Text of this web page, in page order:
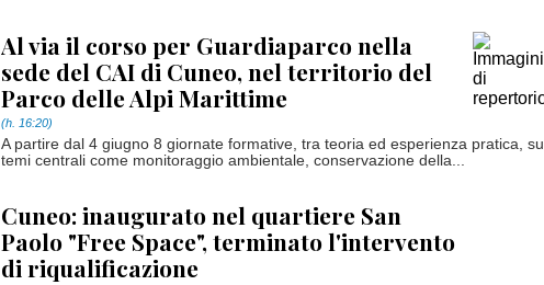
Al via il corso per Guardiaparco nella
sede del CAI di Cuneo, nel territorio del
Parco delle Alpi Marittime
(h. 16:20)
A partire dal 4 giugno 8 giornate formative, tra teoria ed esperienza pratica, su
temi centrali come monitoraggio ambientale, conservazione della...
Cuneo: inaugurato nel quartiere San
Paolo "Free Space", terminato l'intervento
di riqualificazione